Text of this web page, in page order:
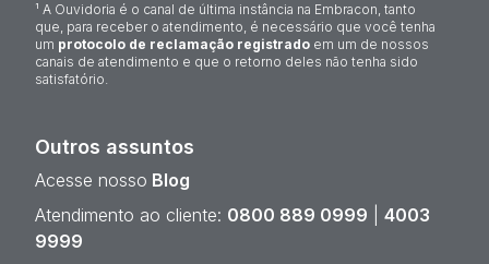
¹ A Ouvidoria é o canal de última instância na Embracon, tanto
que, para receber o atendimento, é necessário que você tenha
um protocolo de reclamação registrado em um de nossos
canais de atendimento e que o retorno deles não tenha sido
satisfatório.
Outros assuntos
Acesse nosso Blog
Atendimento ao cliente: 0800 889 0999
4003
9999